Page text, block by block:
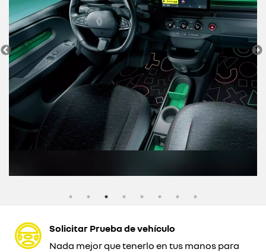
Solicitar Prueba de vehículo
Nada mejor que tenerlo en tus manos para